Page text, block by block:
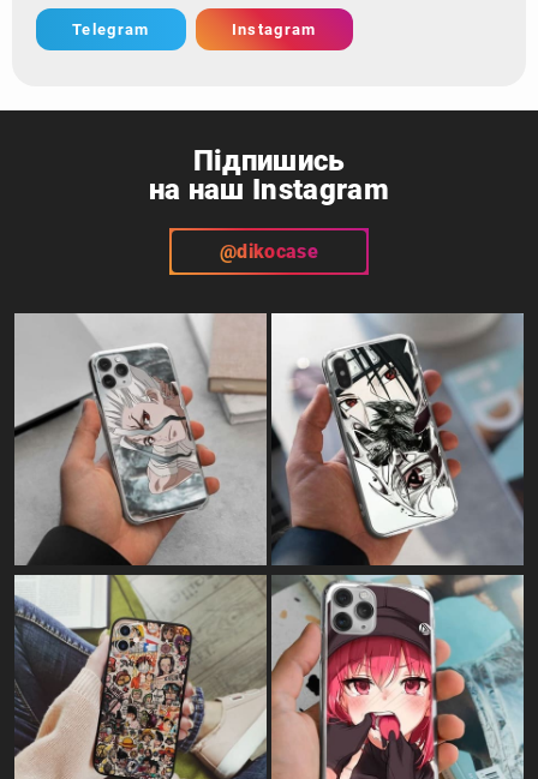
Telegram Instagram
Підпишись
на наш Instagram
@dikocase